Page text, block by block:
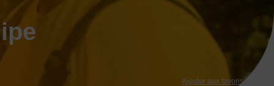
Ajouter aux favoris